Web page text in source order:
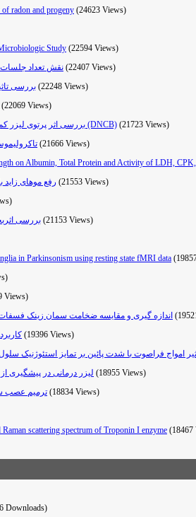
radon and progeny (24623 Views)
Study (22594 Views)
نقش تعداد جلسات (22407 Views)
بررسی تاثیر تابش (22248 Views)
(22069 Views)
بررسی اثر پرتوی لیزر کم توان قرمز و مادون قرمز بر حساسیت تماسی ناشی از دی نیتروکلروبنزن (DNCB) (21723 Views)
تاکرولیموس جلدی و لیزر (21666 Views)
on Albumin, Total Protein and Activity of LDH,
رفع موهای زاید با استفاده از لیزر (21553 Views)
بررسی (21153 Views)
in Parkinsonism using resting state fMRI data
Views)
اندازه گیری و مقایسه ضخامت سمان زینک فسفات
(19396 Views)
امواج فراصوت با شدت پائین بر تمایز استئوژنیک
لیزر درمانی در پیشگیری (18955 Views)
ترمیم عصب (18834 Views)
scattering spectrum of Troponin I enzyme (18467
Downloads)